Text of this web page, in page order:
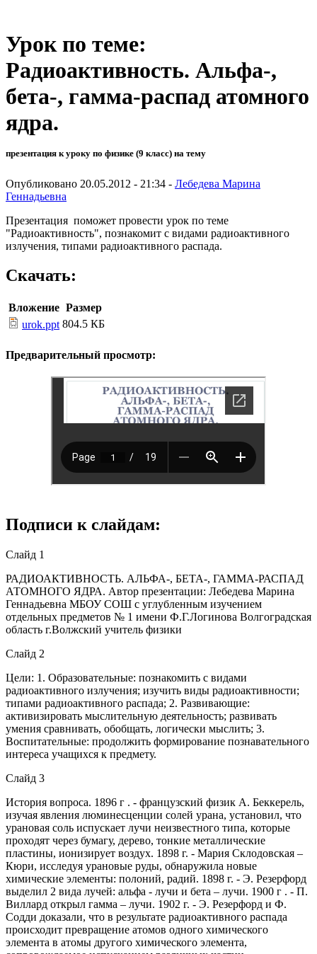
Урок по теме:
Радиоактивность. Альфа-,
бета-, гамма-распад атомного
ядра.
презентация к уроку по физике (9 класс) на тему
Опубликовано 20.05.2012 - 21:34 - Лебедева Марина
Геннадьевна
Презентация поможет провести урок по теме
"Радиоактивность", познакомит с видами радиоактивного
излучения, типами радиоактивного распада.
Скачать:
Вложение Размер
urok.ppt 804.5 КБ
Предварительный просмотр:
Подписи к слайдам:
Слайд 1
РАДИОАКТИВНОСТЬ. АЛЬФА-, БЕТА-, ГАММА-РАСПАД
АТОМНОГО ЯДРА. Автор презентации: Лебедева Марина
Геннадьевна МБОУ СОШ с углубленным изучением
отдельных предметов № 1 имени Ф.Г.Логинова Волгоградская
область г.Волжский учитель физики
Слайд 2
Цели: 1. Образовательные: познакомить с видами
радиоактивного излучения; изучить виды радиоактивности;
типами радиоактивного распада; 2. Развивающие:
активизировать мыслительную деятельность; развивать
умения сравнивать, обобщать, логически мыслить; 3.
Воспитательные: продолжить формирование познавательного
интереса учащихся к предмету.
Слайд 3
История вопроса. 1896 г . - французский физик А. Беккерель,
изучая явления люминесценции солей урана, установил, что
урановая соль испускает лучи неизвестного типа, которые
проходят через бумагу, дерево, тонкие металлические
пластины, ионизирует воздух. 1898 г. - Мария Склодовская –
Кюри, исследуя урановые руды, обнаружила новые
химические элементы: полоний, радий. 1898 г. - Э. Резерфорд
выделил 2 вида лучей: альфа - лучи и бета – лучи. 1900 г . - П.
Виллард открыл гамма – лучи. 1902 г. - Э. Резерфорд и Ф.
Содди доказали, что в результате радиоактивного распада
происходит превращение атомов одного химического
элемента в атомы другого химического элемента,